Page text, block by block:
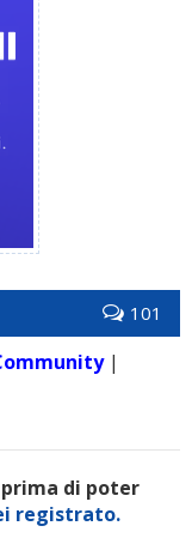
101
|
di poter
registrato.